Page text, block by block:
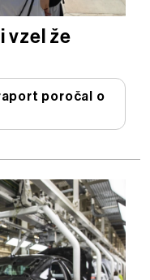
vzel že
poročal o